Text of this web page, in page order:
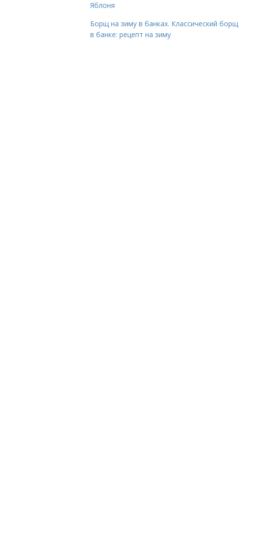
Яблоня
Борщ на зиму в банках. Классический борщ
в банке: рецепт на зиму